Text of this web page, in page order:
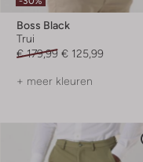
Boss Black
Trui
€ 179,99 € 125,99
+ meer kleuren